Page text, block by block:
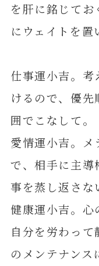
を肝に銘じて
にウェイトを置
仕事運小吉。考
けるので、優
囲でこなして。
愛情運小吉。メ
で、相手に主導
事を蒸し返さな
健康運小吉。心
自分を労わっ
のメンテナンス